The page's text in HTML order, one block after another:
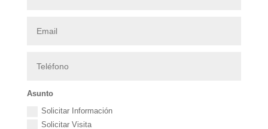
Asunto
Solicitar Información
Solicitar Visita